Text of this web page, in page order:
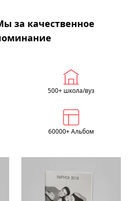
за качественное
500+ школа/вуз
60000+ Альбом